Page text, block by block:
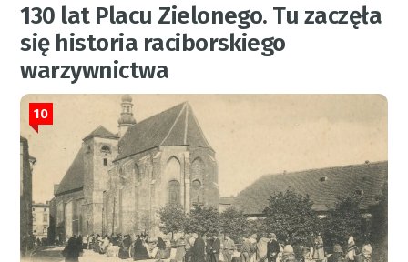
130 lat Placu Zielonego. Tu zaczęła
się historia raciborskiego
warzywnictwa
10